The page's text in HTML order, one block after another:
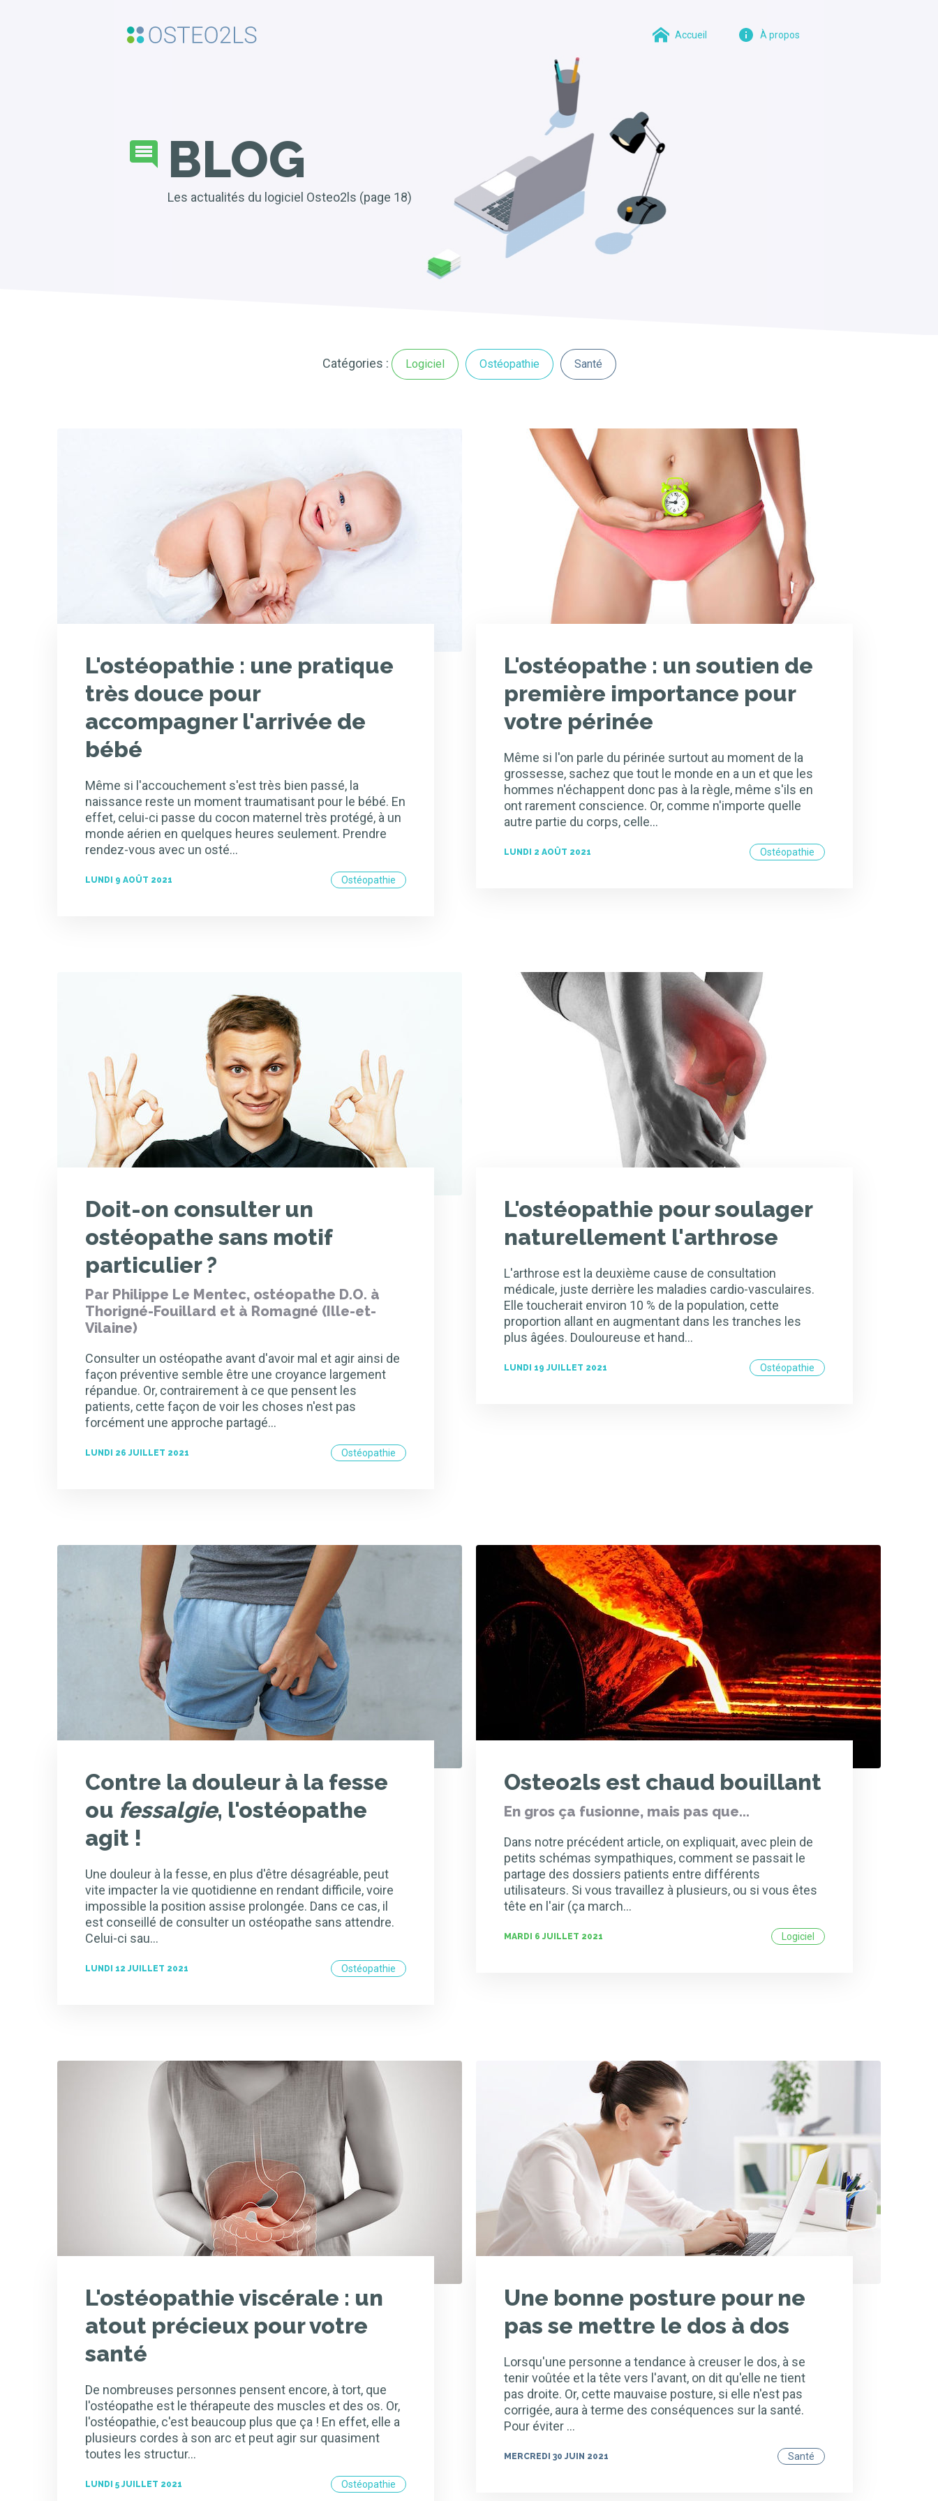
Accueil À propos
BLOG
Les actualités du logiciel Osteo2ls (page 18)
Catégories : Logiciel Ostéopathie Santé
L'ostéopathie : une pratique
très douce pour
accompagner l'arrivée de
bébé
Même si l'accouchement s'est très bien passé, la
naissance reste un moment traumatisant pour le bébé. En
effet, celui-ci passe du cocon maternel très protégé, à un
monde aérien en quelques heures seulement. Prendre
rendez-vous avec un osté…
LUNDI 9 AOÛT 2021 Ostéopathie
L'ostéopathe : un soutien de
première importance pour
votre périnée
Même si l'on parle du périnée surtout au moment de la
grossesse, sachez que tout le monde en a un et que les
hommes n'échappent donc pas à la règle, même s'ils en
ont rarement conscience. Or, comme n'importe quelle
autre partie du corps, celle…
LUNDI 2 AOÛT 2021 Ostéopathie
Doit-on consulter un
ostéopathe sans motif
particulier ?
Par Philippe Le Mentec, ostéopathe D.O. à
Thorigné-Fouillard et à Romagné (Ille-et-
Vilaine)
Consulter un ostéopathe avant d'avoir mal et agir ainsi de
façon préventive semble être une croyance largement
répandue. Or, contrairement à ce que pensent les
patients, cette façon de voir les choses n'est pas
forcément une approche partagé…
LUNDI 26 JUILLET 2021 Ostéopathie
L'ostéopathie pour soulager
naturellement l'arthrose
L'arthrose est la deuxième cause de consultation
médicale, juste derrière les maladies cardio-vasculaires.
Elle toucherait environ 10 % de la population, cette
proportion allant en augmentant dans les tranches les
plus âgées. Douloureuse et hand…
LUNDI 19 JUILLET 2021 Ostéopathie
Contre la douleur à la fesse
ou fessalgie, l'ostéopathe
agit !
Une douleur à la fesse, en plus d'être désagréable, peut
vite impacter la vie quotidienne en rendant difficile, voire
impossible la position assise prolongée. Dans ce cas, il
est conseillé de consulter un ostéopathe sans attendre.
Celui-ci sau…
LUNDI 12 JUILLET 2021 Ostéopathie
Osteo2ls est chaud bouillant
En gros ça fusionne, mais pas que...
Dans notre précédent article, on expliquait, avec plein de
petits schémas sympathiques, comment se passait le
partage des dossiers patients entre différents
utilisateurs. Si vous travaillez à plusieurs, ou si vous êtes
tête en l'air (ça march…
MARDI 6 JUILLET 2021 Logiciel
L'ostéopathie viscérale : un
atout précieux pour votre
santé
De nombreuses personnes pensent encore, à tort, que
l'ostéopathe est le thérapeute des muscles et des os. Or,
l'ostéopathie, c'est beaucoup plus que ça ! En effet, elle a
plusieurs cordes à son arc et peut agir sur quasiment
toutes les structur…
LUNDI 5 JUILLET 2021 Ostéopathie
Une bonne posture pour ne
pas se mettre le dos à dos
Lorsqu'une personne a tendance à creuser le dos, à se
tenir voûtée et la tête vers l'avant, on dit qu'elle ne tient
pas droite. Or, cette mauvaise posture, si elle n'est pas
corrigée, aura à terme des conséquences sur la santé.
Pour éviter …
MERCREDI 30 JUIN 2021 Santé